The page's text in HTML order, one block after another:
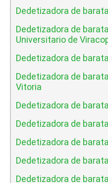
Dedetizadora de
Dedetizadora de
Universitario de
Dedetizadora de
Dedetizadora de
Vitoria
Dedetizadora de
Dedetizadora de
Dedetizadora de
Dedetizadora de
Dedetizadora de